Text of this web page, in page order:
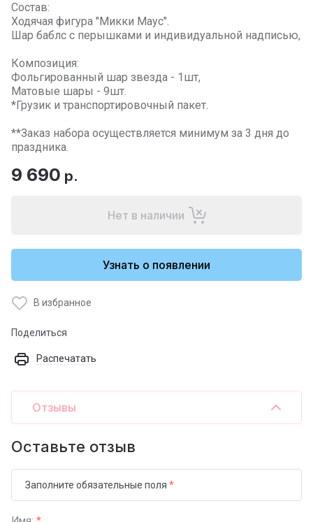
Состав:
Ходячая фигура "Микки Маус".
Шар баблс с перышками и индивидуальной надписью,
Композиция:
Фольгированный шар звезда - 1шт,
Матовые шары - 9шт.
*Грузик и транспортировочный пакет.
**Заказ набора осуществляется минимум за 3 дня до
праздника.
9 690 р.
Нет в наличии
Узнать о появлении
В избранное
Поделиться
Распечатать
Отзывы
Оставьте отзыв
Заполните обязательные поля *